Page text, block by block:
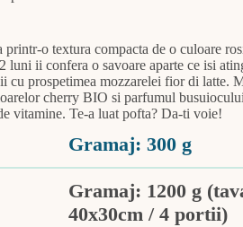
printr-o textura compacta de o culoare
luni ii confera o savoare aparte ce isi
prospetimea mozzarelei fior di latte.
cherry BIO si parfumul
vitamine. Te-a luat pofta? Da-ti voie!
Gramaj: 300 g
Gramaj: 1200 g
40x30cm / 4 portii)